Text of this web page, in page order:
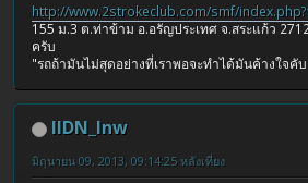
http://www.2strokeclub.com/smf/
155 ม.3 ต.ท่าข้าม อ.อรัญประเทศ จ.สระแก้ว
ครับ
"รถถ้ามันไม่สุดอย่างที่เราพอจะทำได้มันค้างใจคั
IIDN_Inw
มิถุนายน 09, 2013, 09:14:25 หลังเที่ยง